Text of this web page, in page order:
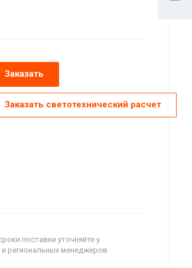
Заказать
Заказать светотехнический расчет
поставки уточняйте у
региональных менеджеров